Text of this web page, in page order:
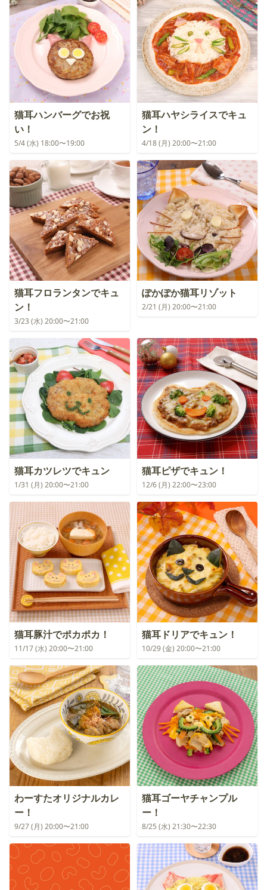
猫耳ハンバーグでお祝
い！
5/4 (水) 18:00〜19:00
猫耳ハヤシライスでキュ
ン！
4/18 (月) 20:00〜21:00
猫耳フロランタンでキュ
ン！
3/23 (水) 20:00〜21:00
ぽかぽか猫耳リゾット
2/21 (月) 20:00〜21:00
猫耳カツレツでキュン
1/31 (月) 20:00〜21:00
猫耳ピザでキュン！
12/6 (月) 22:00〜23:00
猫耳豚汁でポカポカ！
11/17 (水) 20:00〜21:00
猫耳ドリアでキュン！
10/29 (金) 20:00〜21:00
わーすたオリジナルカレ
ー！
9/27 (月) 20:00〜21:00
猫耳ゴーヤチャンプル
ー！
8/25 (水) 21:30〜22:30